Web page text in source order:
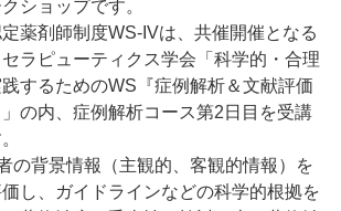
ショップです。
薬剤師制度WS-IVは、共催開催となる
ラピューティクス学会「科学的・合理
するためのWS『症例解析＆⽂献評価
の内、症例解析コース第2日目を受講
の背景情報（主観的、客観的情報）を
し、ガイドラインなどの科学的根拠を